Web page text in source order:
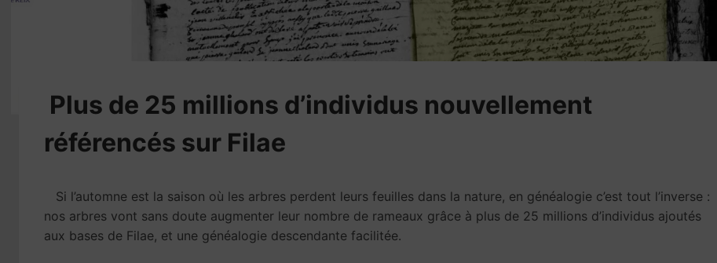
​Plus de 25 millions d’individus nouvellement
référencés sur Filae
Si l’automne est la saison où les arbres perdent leurs feuilles dans la nature, en généalogie c’est tout l’inverse :
nos arbres vont sans doute augmenter leur nombre de rameaux grâce à plus de 25 millions d’individus ajoutés
aux bases de Filae, et une généalogie descendante facilitée.